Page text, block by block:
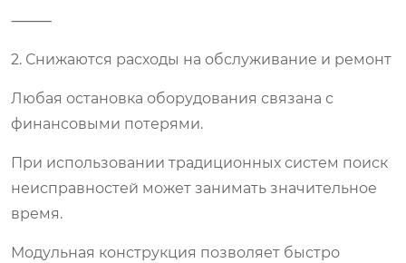
⸻
2. Снижаются расходы на обслуживание и ремонт
Любая остановка оборудования связана с
финансовыми потерями.
При использовании традиционных систем поиск
неисправностей может занимать значительное
время.
Модульная конструкция позволяет быстро